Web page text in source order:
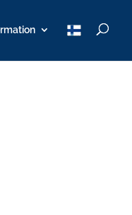
T
u